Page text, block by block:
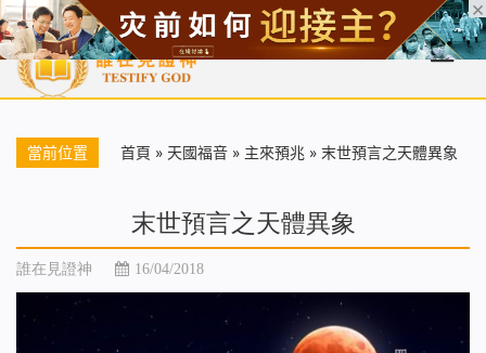
首頁 每日靈糧 天國福音 基督徒見證 信仰解答 聖經
當前位置 首頁 » 天國福音 » 主來預兆 » 末世預言之天體異象
末世預言之天體異象
誰在見證神 16/04/2018